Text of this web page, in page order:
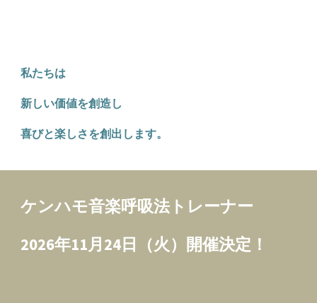
私たちは
新しい価値を創造し
喜びと楽しさを創出します。
ケンハモ音楽呼吸法トレーナー
2026年11月24日（火）開催決定！